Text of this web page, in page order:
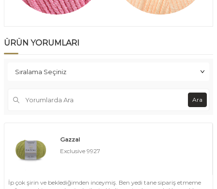
ÜRÜN YORUMLARI
Ara
Gazzal
Exclusive 9927
İp çok şirin ve beklediğimden inceymiş. Ben yedi tane sipariş etmeme